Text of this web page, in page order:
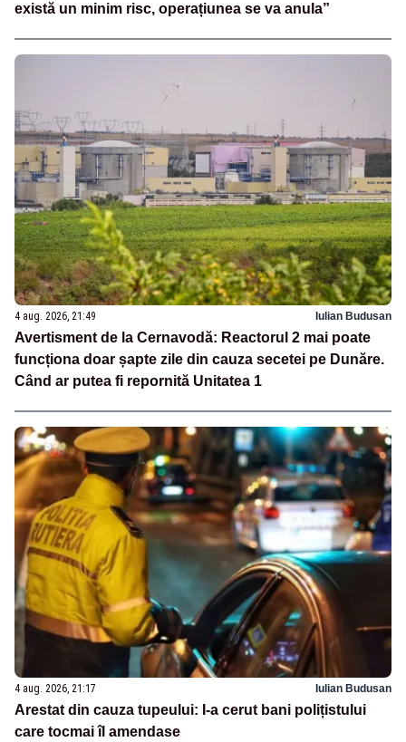
există un minim risc, operațiunea se va anula”
4 aug. 2026, 21:49 Iulian Budusan
Avertisment de la Cernavodă: Reactorul 2 mai poate
funcționa doar șapte zile din cauza secetei pe Dunăre.
Când ar putea fi repornită Unitatea 1
4 aug. 2026, 21:17 Iulian Budusan
Arestat din cauza tupeului: I-a cerut bani polițistului
care tocmai îl amendase